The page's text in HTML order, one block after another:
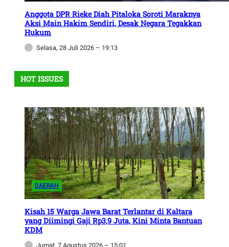
Anggota DPR Rieke Diah Pitaloka Soroti Maraknya
Aksi Main Hakim Sendiri, Desak Negara Tegakkan
Hukum
Selasa, 28 Juli 2026 – 19:13
HOT ISSUES
DAERAH
Kisah 15 Warga Jawa Barat Terlantar di Kaltara
yang Diimingi Gaji Rp3,9 Juta, Kini Minta Bantuan
KDM
Jumat, 7 Agustus 2026 – 15:01